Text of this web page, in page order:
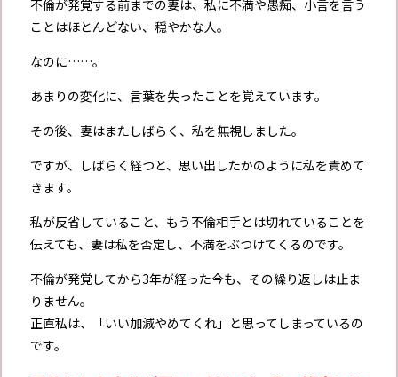
不倫が発覚する前までの妻は、私に不満や愚痴、小言を言う
ことはほとんどない、穏やかな人。
なのに……。
あまりの変化に、言葉を失ったことを覚えています。
その後、妻はまたしばらく、私を無視しました。
ですが、しばらく経つと、思い出したかのように私を責めて
きます。
私が反省していること、もう不倫相手とは切れていることを
伝えても、妻は私を否定し、不満をぶつけてくるのです。
不倫が発覚してから3年が経った今も、その繰り返しは止ま
りません。
正直私は、「いい加減やめてくれ」と思ってしまっているの
です。